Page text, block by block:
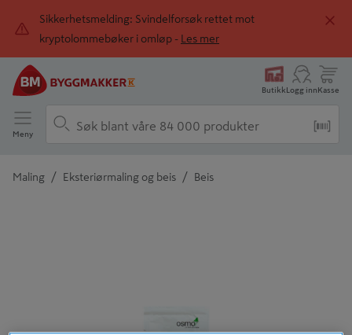
Sikkerhetsmelding: Svindelforsøk rettet mot
kryptolommebøker i omløp -
Les mer
ButikkLogg innKasse
Meny
Maling / Eksteriørmaling og beis / Beis